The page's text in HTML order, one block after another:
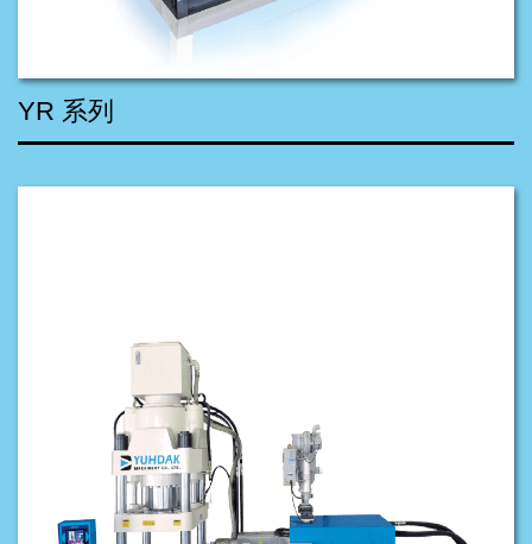
YR 系列